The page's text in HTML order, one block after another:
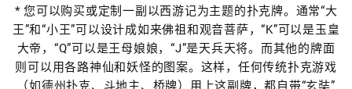
* 您可以购买或定制一副以西游记为主题的扑克牌。通常“大
王”和“小王”可以设计成如来佛祖和观音菩萨，“K”可以是玉皇
大帝，“Q”可以是王母娘娘，“J”是天兵天将。而其他的牌面
则可以用各路神仙和妖怪的图案。这样，任何传统扑克游戏
（如德州扑克、斗地主、桥牌）用上这副牌，都自带“玄奘”